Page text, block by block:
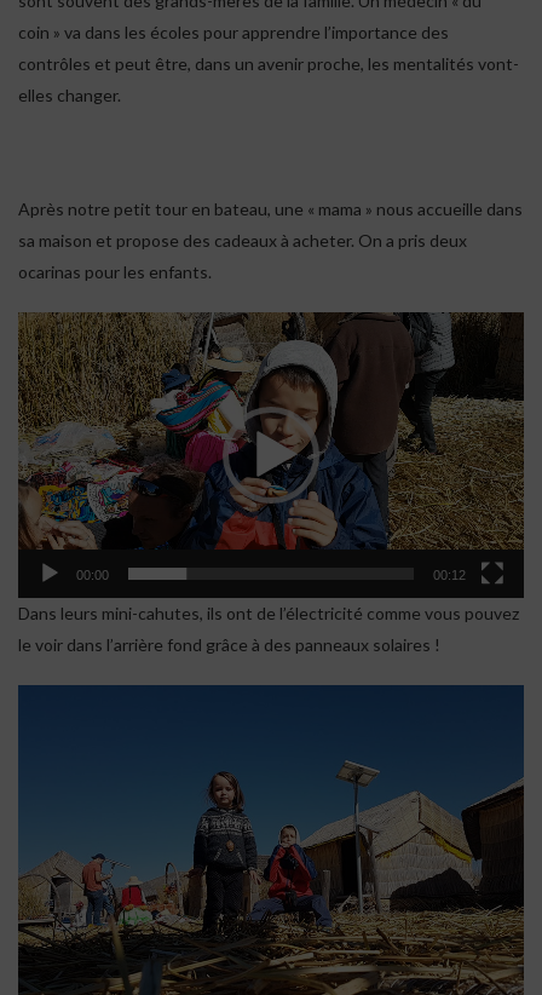
coin » va dans les écoles pour apprendre l’importance des
contrôles et peut être, dans un avenir proche, les mentalités vont-
elles changer.
Après notre petit tour en bateau, une « mama » nous accueille dans
sa maison et propose des cadeaux à acheter. On a pris deux
ocarinas pour les enfants.
Lecteur
vidéo
00:00 00:12
Dans leurs mini-cahutes, ils ont de l’électricité comme vous pouvez
le voir dans l’arrière fond grâce à des panneaux solaires !